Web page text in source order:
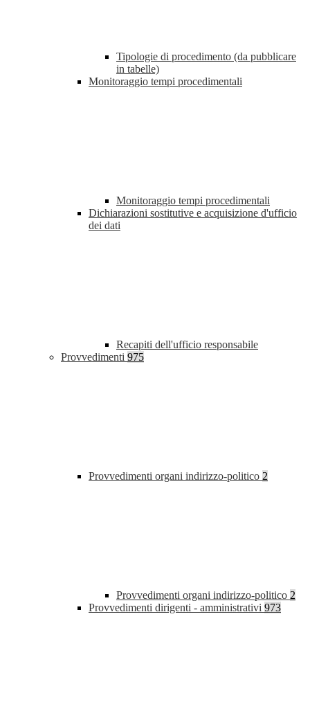
Tipologie di procedimento (da pubblicare
in tabelle)
Monitoraggio tempi procedimentali
Monitoraggio tempi procedimentali
Dichiarazioni sostitutive e acquisizione d'ufficio
dei dati
Recapiti dell'ufficio responsabile
Provvedimenti 975
Provvedimenti organi indirizzo-politico 2
Provvedimenti organi indirizzo-politico 2
Provvedimenti dirigenti - amministrativi 973